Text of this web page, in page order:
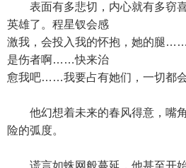
表面有多悲切，内心就有多窃喜
英雄了。程星钗会感
激我，会投入我的怀抱，她的腿
是伤者啊……快来治
愈我吧……我要占有她们，一切都会
他幻想着未来的春风得意，嘴角
险的弧度。
谎言如蛛网般蔓延，他甚至开始